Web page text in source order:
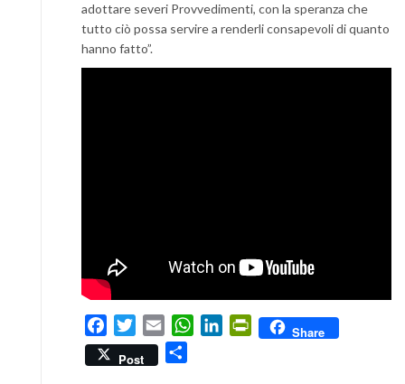
adottare severi Provvedimenti, con la speranza che
tutto ciò possa servire a renderli consapevoli di quanto
hanno fatto”.
FacebookTwitterEmail WhatsApp
LinkedInPrintFriendly
Share
Post